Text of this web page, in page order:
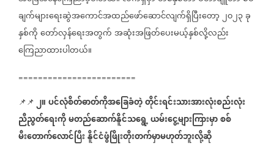
ချက်များရေးဆွဲအကောင်အထည်ဖော်ဆောင်လျက်ရှိပြီးတော့၂၀၂၃ခု
နှစ်ကိုတော်လှန်ရေးအတွက်အဆုံးအဖြတ်ပေးမယ့်နှစ်လို့လည်း
ကြေညာထားပါတယ်။
========================
📌📌 ၂။ပင်လုံစိတ်ဓာတ်ကိုအခြေခံတဲ့တိုင်းရင်းသားအားလုံးစည်းလုံး
ညီညွတ်ရေးကိုမတည်ဆောက်နိူင်သရွေ့ယမ်းငွေ့များကြားမှာစစ်
မီးတောက်လောင်ပြီးနိူင်ငံဖွံဖြိုးတိုးတက်မှာမဟုတ်ဘူးလို့ဆို